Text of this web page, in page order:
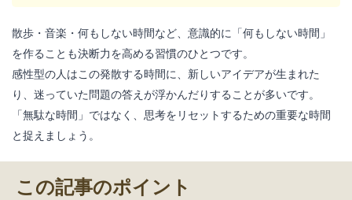
散歩・音楽・何もしない時間など、意識的に「何もしない時間」
を作ることも決断力を高める習慣のひとつです。
感性型の人はこの発散する時間に、新しいアイデアが生まれた
り、迷っていた問題の答えが浮かんだりすることが多いです。
「無駄な時間」ではなく、思考をリセットするための重要な時間
と捉えましょう。
この記事のポイント